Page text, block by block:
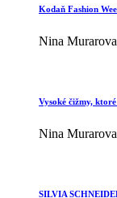
Kodaň Fashion
Nina Murarova
Vysoké čižmy,
Nina Murarova
SILVIA